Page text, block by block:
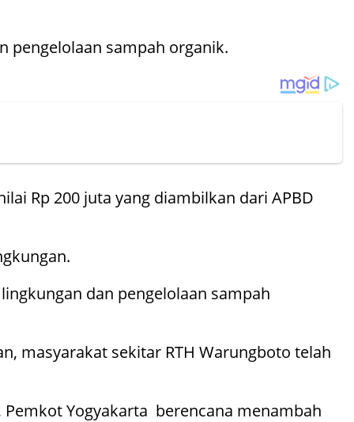
pengelolaan sampah organik.
Rp 200 juta yang diambilkan dari APBD
dan pengelolaan sampah
masyarakat sekitar RTH Warungboto telah
Yogyakarta berencana menambah